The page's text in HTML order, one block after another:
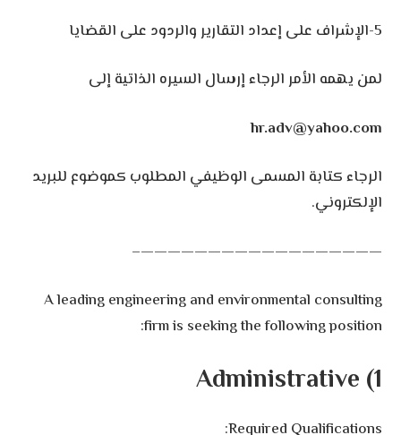
5-الإشراف على إعداد التقارير والردود على القضايا
لمن يهمه الأمر الرجاء إرسال السيره الذاتية إلى
hr.adv@yahoo.com
الرجاء كتابة المسمى الوظيفي المطلوب كموضوع للبريد
الإلكتروني.
——————————————————–
A leading engineering and environmental consulting
firm is seeking the following position:
1) Administrative
Required Qualifications: